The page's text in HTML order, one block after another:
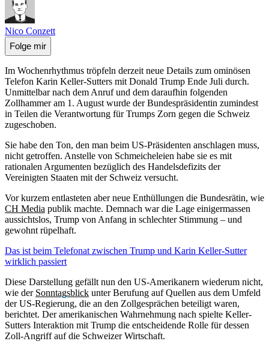
Nico Conzett
Folge mir
Im Wochenrhythmus tröpfeln derzeit neue Details zum ominösen
Telefon Karin Keller-Sutters mit Donald Trump Ende Juli durch.
Unmittelbar nach dem Anruf und dem daraufhin folgenden
Zollhammer am 1. August wurde der Bundespräsidentin zumindest
in Teilen die Verantwortung für Trumps Zorn gegen die Schweiz
zugeschoben.
Sie habe den Ton, den man beim US-Präsidenten anschlagen muss,
nicht getroffen. Anstelle von Schmeicheleien habe sie es mit
rationalen Argumenten bezüglich des Handelsdefizits der
Vereinigten Staaten mit der Schweiz versucht.
Vor kurzem entlasteten aber neue Enthüllungen die Bundesrätin, wie
CH Media publik machte. Demnach war die Lage einigermassen
aussichtslos, Trump von Anfang in schlechter Stimmung – und
gewohnt rüpelhaft.
Das ist beim Telefonat zwischen Trump und Karin Keller-Sutter
wirklich passiert
Diese Darstellung gefällt nun den US-Amerikanern wiederum nicht,
wie der Sonntagsblick unter Berufung auf Quellen aus dem Umfeld
der US-Regierung, die an den Zollgesprächen beteiligt waren,
berichtet. Der amerikanischen Wahrnehmung nach spielte Keller-
Sutters Interaktion mit Trump die entscheidende Rolle für dessen
Zoll-Angriff auf die Schweizer Wirtschaft.